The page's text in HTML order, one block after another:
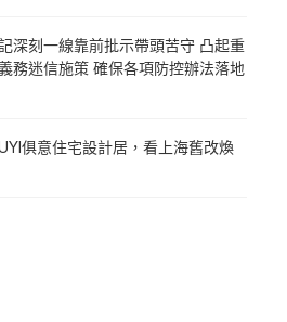
深刻一線靠前批示帶頭苦守 凸起重
務迷信施策 確保各項防控辦法落地
俱意住宅設計居，看上海舊改煥